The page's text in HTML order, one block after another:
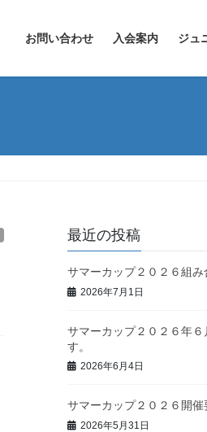
お問い合わせ 入会案内 ジュ
最近の投稿
サマーカップ２０２６組み
2026年7月1日
サマーカップ２０２６年
す。
2026年6月4日
サマーカップ２０２６開催
2026年5月31日